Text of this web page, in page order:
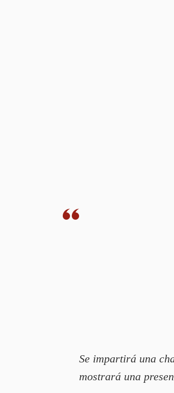
Se impartirá una
mostrará una